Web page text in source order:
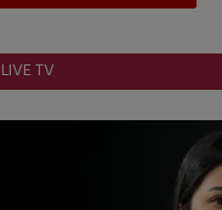
LIVE TV